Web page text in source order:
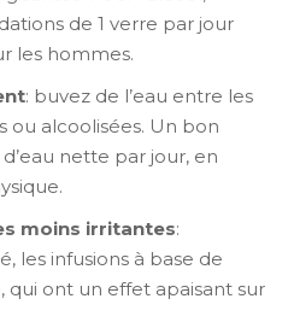
de 1 verre par jour
les hommes.
: buvez de l’eau entre les
ou alcoolisées. Un bon
nette par jour, en
moins irritantes:
les infusions à base de
ont un effet apaisant sur